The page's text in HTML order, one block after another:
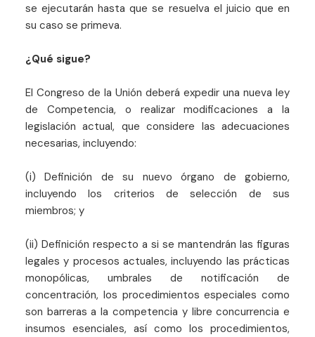
se ejecutarán hasta que se resuelva el juicio que en
su caso se primeva.
¿Qué sigue?
El Congreso de la Unión deberá expedir una nueva ley
de Competencia, o realizar modificaciones a la
legislación actual, que considere las adecuaciones
necesarias, incluyendo:
(i) Definición de su nuevo órgano de gobierno,
incluyendo los criterios de selección de sus
miembros; y
(ii) Definición respecto a si se mantendrán las figuras
legales y procesos actuales, incluyendo las prácticas
monopólicas, umbrales de notificación de
concentración, los procedimientos especiales como
son barreras a la competencia y libre concurrencia e
insumos esenciales, así como los procedimientos,